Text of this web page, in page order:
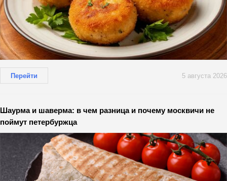
Перейти 5 августа 2026
Шаурма и шаверма: в чем разница и почему москвичи не
поймут петербуржца